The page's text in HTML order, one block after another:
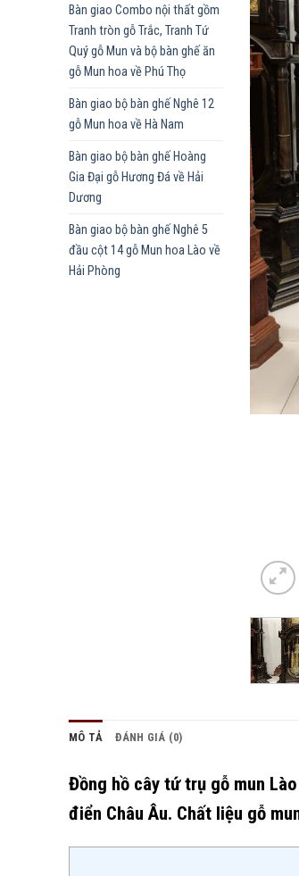
Bàn giao Combo nội thất gồm
Tranh tròn gỗ Trắc, Tranh Tứ
Quý gỗ Mun và bộ bàn ghế ăn
gỗ Mun hoa về Phú Thọ
Bàn giao bộ bàn ghế Nghê 12
gỗ Mun hoa về Hà Nam
Bàn giao bộ bàn ghế Hoàng
Gia Đại gỗ Hương Đá về Hải
Dương
Bàn giao bộ bàn ghế Nghê 5
đầu cột 14 gỗ Mun hoa Lào về
Hải Phòng
MÔ TẢ ĐÁNH GIÁ (0)
Đồng hồ cây tứ trụ gỗ mun
điển Châu Âu. Chất liệu gỗ